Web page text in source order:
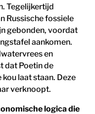
Tegelijkertijd
Russische fossiele
gebonden, voordat
aankomen.
en
dat Poetin de
laat staan. Deze
verknoopt.
logica die